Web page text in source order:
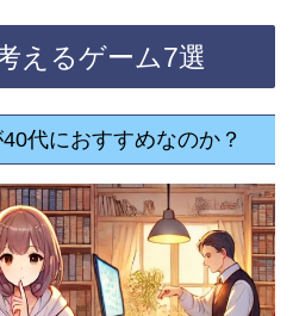
えるゲーム7選
代におすすめなのか？